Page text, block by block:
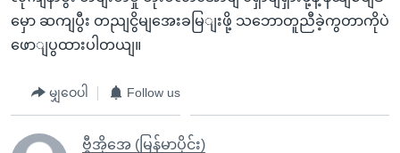
မှော ဆကျပွီး တညျငွိမျအေးခမြျးဖို့ သဘောတူညီခဲ့ကွတာကိုပဲ
ဖောျပွထားပါတယျ။
မျှဝေပါ Follow us
ဗွီအိုအေ (မြန်မာပိုင်း)